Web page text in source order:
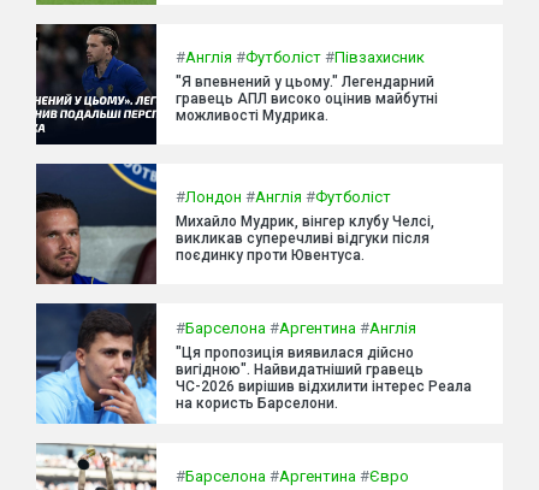
#Англія #Футболіст #Півзахисник
"Я впевнений у цьому." Легендарний
гравець АПЛ високо оцінив майбутні
можливості Мудрика.
#Лондон #Англія #Футболіст
Михайло Мудрик, вінгер клубу Челсі,
викликав суперечливі відгуки після
поєдинку проти Ювентуса.
#Барселона #Аргентина #Англія
"Ця пропозиція виявилася дійсно
вигідною". Найвидатніший гравець
ЧС-2026 вирішив відхилити інтерес Реала
на користь Барселони.
#Барселона #Аргентина #Євро